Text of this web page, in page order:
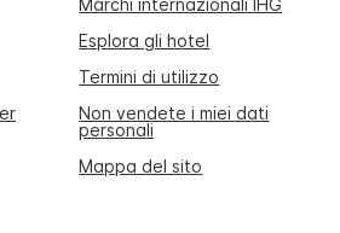
Marchi internazionali IHG
Esplora gli hotel
Termini di utilizzo
Non vendete i miei dati
personali
Mappa del sito